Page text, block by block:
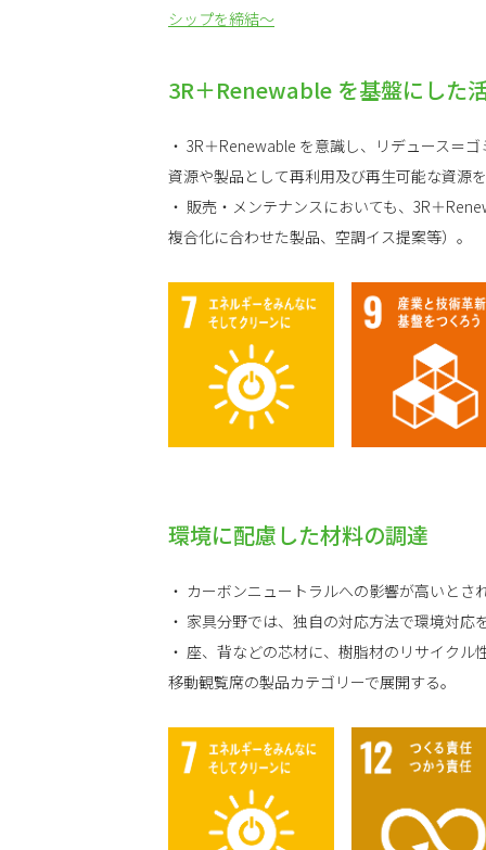
シップを締結～
3R＋Renewable を基盤にした
・ 3R＋Renewable を意識し、リデュース＝
資源や製品として再利用及び再生可能な資源
・ 販売・メンテナンスにおいても、3R＋
複合化に合わせた製品、空調イス提案等）。
環境に配慮した材料の調達
・ カーボンニュートラルへの影響が高いと
・ 家具分野では、独自の対応方法で環境対
・ 座、背などの芯材に、樹脂材のリサイク
移動観覧席の製品カテゴリーで展開する。